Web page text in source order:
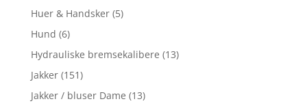
Huer & Handsker (5)
Hund (6)
Hydrauliske bremsekalibere (13)
Jakker (151)
Jakker / bluser Dame (13)